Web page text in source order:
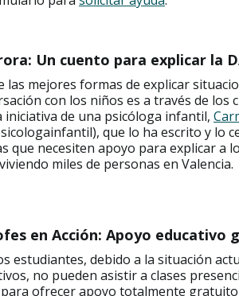
Un cuento para explicar la
las mejores formas de explicar
con los niños es a través de los
iniciativa de una psicóloga infantil,
que lo ha escrito y lo
que necesiten apoyo para explicar a
miles de personas en Valencia.
en Acción: Apoyo educativo
estudiantes, debido a la situación
no pueden asistir a clases
ofrecer apoyo totalmente